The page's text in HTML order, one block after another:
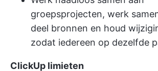
groepsprojecten, werk
deel bronnen en houd
zodat iedereen op dezelfde
ClickUp limieten